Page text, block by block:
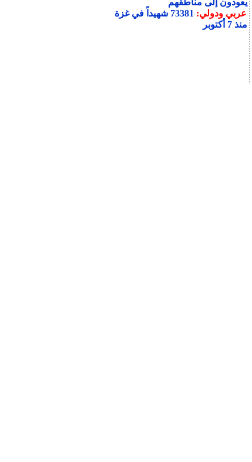
يعودون إلى مناطقهم
عربي ودولي:
73381 شهيداً في غزة
منذ 7 أكتوبر